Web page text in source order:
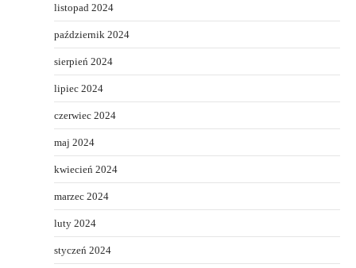
listopad 2024
październik 2024
sierpień 2024
lipiec 2024
czerwiec 2024
maj 2024
kwiecień 2024
marzec 2024
luty 2024
styczeń 2024